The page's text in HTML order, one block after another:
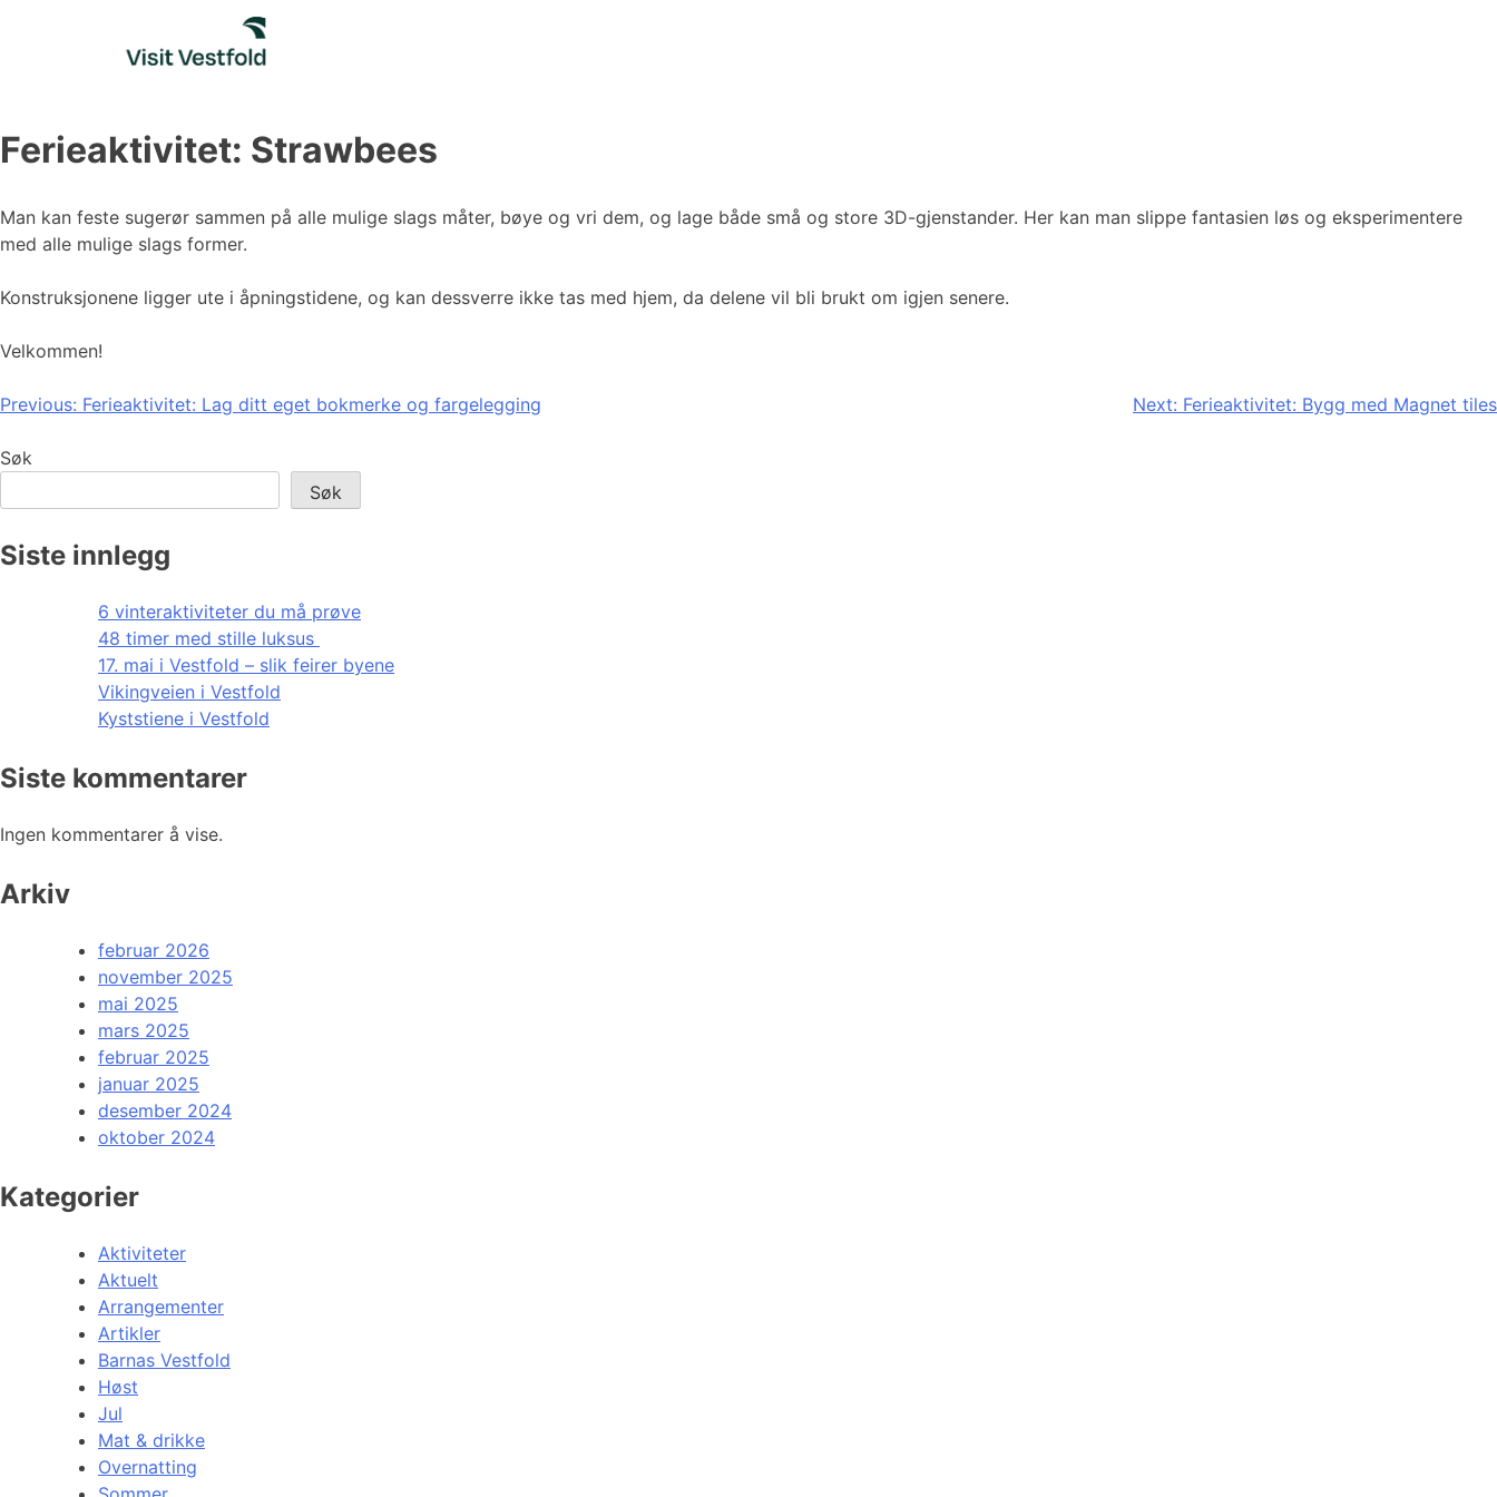
Ferieaktivitet: Strawbees
Man kan feste sugerør sammen på alle mulige slags måter, bøye og vri dem, og lage både små og store 3D-gjenstander. Her kan man slippe fantasien løs og eksperimentere
med alle mulige slags former.
Konstruksjonene ligger ute i åpningstidene, og kan dessverre ikke tas med hjem, da delene vil bli brukt om igjen senere.
Velkommen!
Innleggsnavigasjon
Previous: Ferieaktivitet: Lag ditt eget bokmerke og fargelegging Next: Ferieaktivitet: Bygg med Magnet tiles
Søk
Søk
Siste innlegg
6 vinteraktiviteter du må prøve
48 timer med stille luksus
17. mai i Vestfold – slik feirer byene
Vikingveien i Vestfold
Kyststiene i Vestfold
Siste kommentarer
Ingen kommentarer å vise.
Arkiv
februar 2026
november 2025
mai 2025
mars 2025
februar 2025
januar 2025
desember 2024
oktober 2024
Kategorier
Aktiviteter
Aktuelt
Arrangementer
Artikler
Barnas Vestfold
Høst
Jul
Mat & drikke
Overnatting